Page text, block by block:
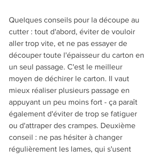
Quelques conseils pour la découpe au
cutter : tout d'abord, éviter de vouloir
aller trop vite, et ne pas essayer de
découper toute l'épaisseur du carton en
un seul passage. C'est le meilleur
moyen de déchirer le carton. Il vaut
mieux réaliser plusieurs passage en
appuyant un peu moins fort - ça paraît
également d'éviter de trop se fatiguer
ou d'attraper des crampes. Deuxième
conseil : ne pas hésiter à changer
régulièrement les lames, qui s'usent